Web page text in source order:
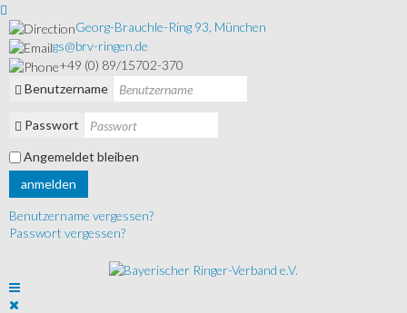
Georg-Brauchle-Ring 93, München
gs@brv-ringen.de
+49 (0) 89/15702-370
Benutzername
Passwort
Angemeldet bleiben
anmelden
Benutzername vergessen?
Passwort vergessen?